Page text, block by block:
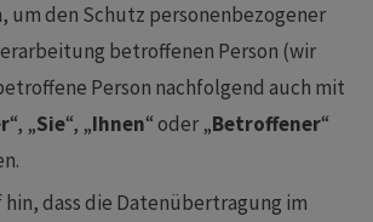
um den Schutz personenbezogener
betroffenen Person (wir
Person nachfolgend auch mit
“, „Sie“, „Ihnen“ oder „Betroffener“
hin, dass die Datenübertragung im